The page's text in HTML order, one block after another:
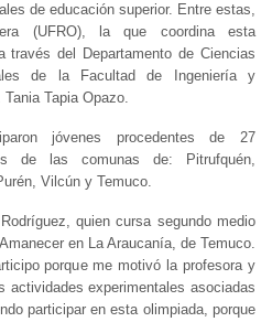
de educación superior. Entre estas,
(UFRO), la que coordina esta
través del Departamento de Ciencias
de la Facultad de Ingeniería y
Tapia Opazo.
jóvenes procedentes de 27
de las comunas de: Pitrufquén,
Vilcún y Temuco.
quien cursa segundo medio
en La Araucanía, de Temuco.
porque me motivó la profesora y
actividades experimentales asociadas
participar en esta olimpiada, porque